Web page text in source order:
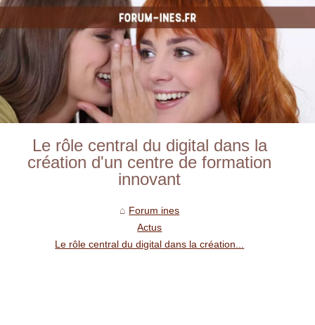
Le rôle central du digital dans la
création d'un centre de formation
innovant
Forum ines
Actus
Le rôle central du digital dans la création...